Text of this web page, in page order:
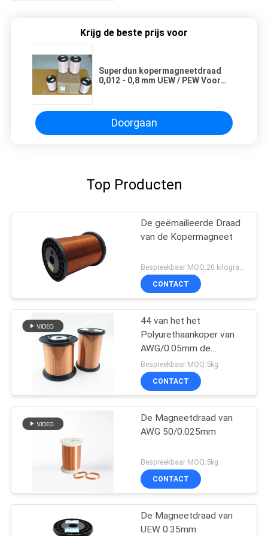
Krijg de beste prijs voor
Superdun kopermagneetdraad
0,012 - 0,8 mm UEW / PEW Voor
Doorgaan
Top Producten
De geëmailleerde Draad
van de Kopermagneet
CONTACT
44 van het het
Polyurethaankoper van
AWG/0.05mm de
Magneetdraad
Bespreekbaar MOQ:5kg
CONTACT
De Magneetdraad van
AWG 50/0.025mm
Bespreekbaar MOQ:5kg
CONTACT
De Magneetdraad van
UEW 0.35mm